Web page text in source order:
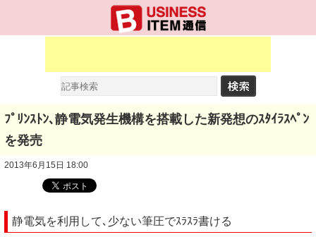
ﾌﾟﾘﾝｽﾄﾝ､静電気発生機構を搭載した新発想のｽﾀｲﾗｽﾍﾟﾝ
を発売
2013年6月15日 18:00
静電気を利用して､少ない筆圧でｽﾗｽﾗ書ける